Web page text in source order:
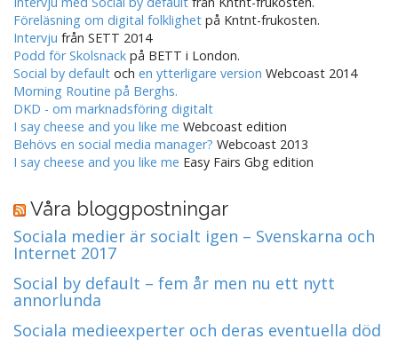
Föreläsning om digital folklighet på Kntnt-frukosten.
Intervju från SETT 2014
Podd för Skolsnack på BETT i London.
Social by default och en ytterligare version Webcoast 2014
Morning Routine på Berghs.
DKD - om marknadsföring digitalt
I say cheese and you like me Webcoast edition
Behövs en social media manager? Webcoast 2013
I say cheese and you like me Easy Fairs Gbg edition
Våra bloggpostningar
Sociala medier är socialt igen – Svenskarna och
Internet 2017
Social by default – fem år men nu ett nytt
annorlunda
Sociala medieexperter och deras eventuella död